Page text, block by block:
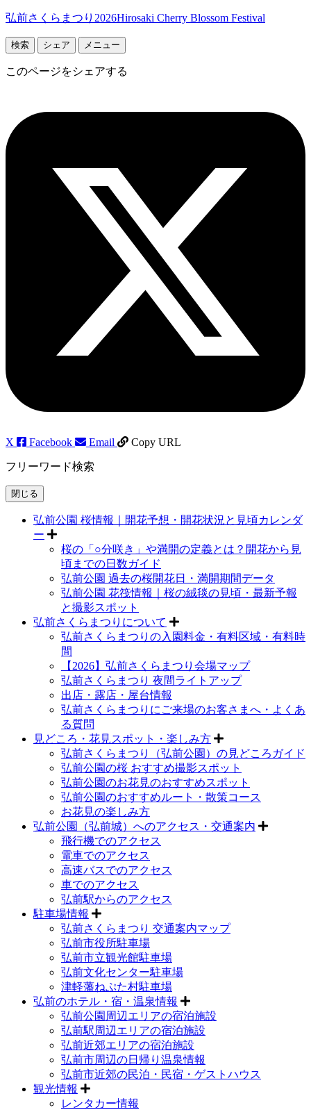
弘前さくらまつり2026Hirosaki Cherry Blossom Festival
検索 シェア メニュー
このページをシェアする
X Facebook Email Copy URL
フリーワード検索
閉じる
弘前公園 桜情報｜開花予想・開花状況と見頃カレンダ
ー
桜の「○分咲き」や満開の定義とは？開花から見
頃までの日数ガイド
弘前公園 過去の桜開花日・満開期間データ
弘前公園 花筏情報｜桜の絨毯の見頃・最新予報
と撮影スポット
弘前さくらまつりについて
弘前さくらまつりの入園料金・有料区域・有料時
間
【2026】弘前さくらまつり会場マップ
弘前さくらまつり 夜間ライトアップ
出店・露店・屋台情報
弘前さくらまつりにご来場のお客さまへ・よくあ
る質問
見どころ・花見スポット・楽しみ方
弘前さくらまつり（弘前公園）の見どころガイド
弘前公園の桜 おすすめ撮影スポット
弘前公園のお花見のおすすめスポット
弘前公園のおすすめルート・散策コース
お花見の楽しみ方
弘前公園（弘前城）へのアクセス・交通案内
飛行機でのアクセス
電車でのアクセス
高速バスでのアクセス
車でのアクセス
弘前駅からのアクセス
駐車場情報
弘前さくらまつり 交通案内マップ
弘前市役所駐車場
弘前市立観光館駐車場
弘前文化センター駐車場
津軽藩ねぷた村駐車場
弘前のホテル・宿・温泉情報
弘前公園周辺エリアの宿泊施設
弘前駅周辺エリアの宿泊施設
弘前近郊エリアの宿泊施設
弘前市周辺の日帰り温泉情報
弘前市近郊の民泊・民宿・ゲストハウス
観光情報
レンタカー情報